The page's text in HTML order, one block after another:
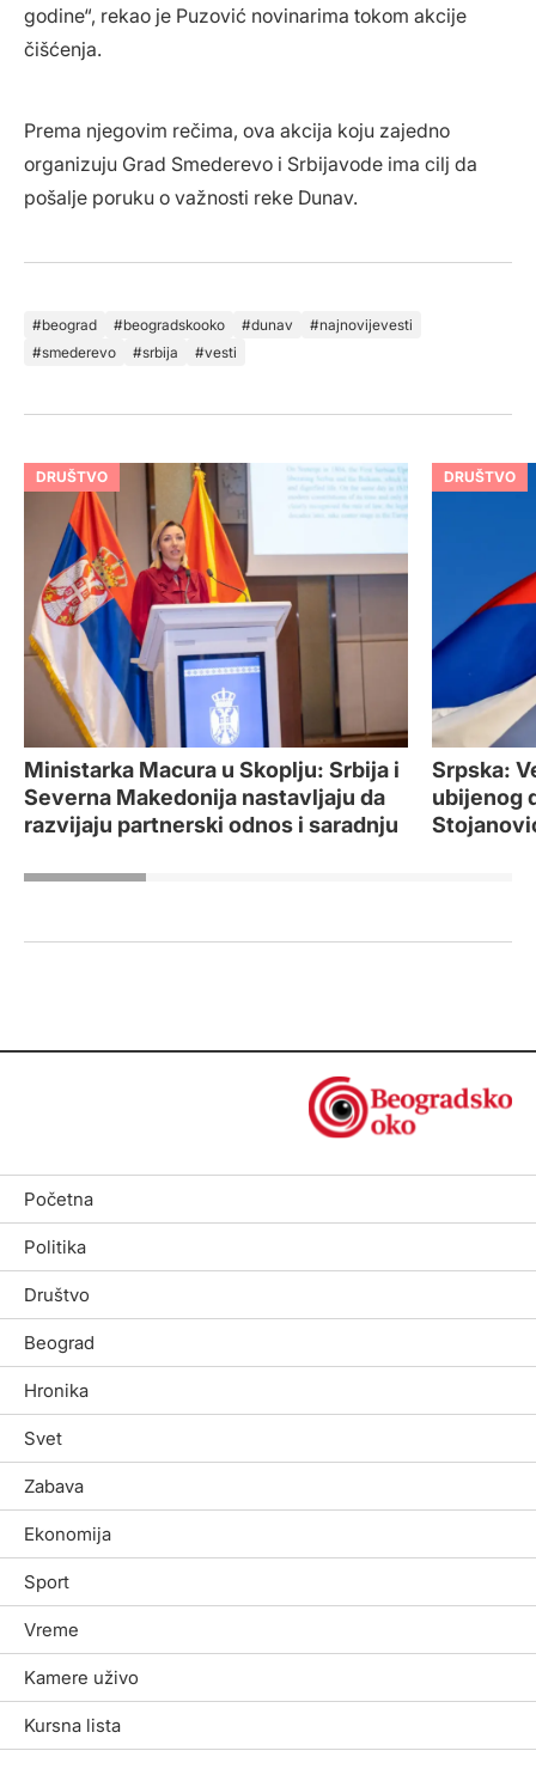
godine“, rekao je Puzović novinarima tokom akcije
čišćenja.
Prema njegovim rečima, ova akcija koju zajedno
organizuju Grad Smederevo i Srbijavode ima cilj da
pošalje poruku o važnosti reke Dunav.
beograd beogradskooko dunav
najnovijevesti
smederevo
srbija vesti
DRUŠTVO
Ministarka Macura u Skoplju: Srbija i
Severna Makedonija nastavljaju da
razvijaju partnerski odnos i saradnju
DRUŠTVO
Srpska:
ubijenog
Početna
Politika
Društvo
Beograd
Hronika
Svet
Zabava
Ekonomija
Sport
Vreme
Kamere uživo
Kursna lista